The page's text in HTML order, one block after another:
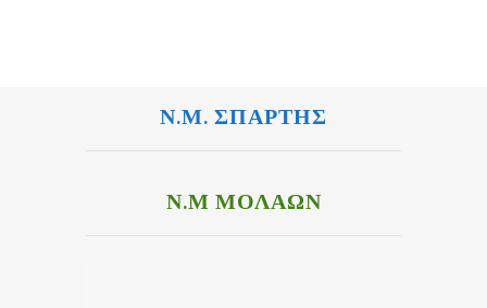
Ν.Μ. ΣΠΑΡΤΗΣ
Ν.Μ ΜΟΛΑΩΝ